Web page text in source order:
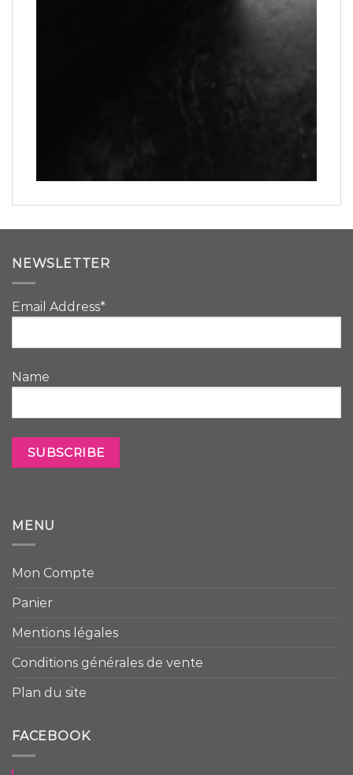
NEWSLETTER
Email Address*
Name
MENU
Mon Compte
Panier
Mentions légales
Conditions générales de vente
Plan du site
FACEBOOK